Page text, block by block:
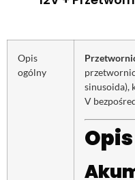
Opis
ogólny
sinusoida),
V